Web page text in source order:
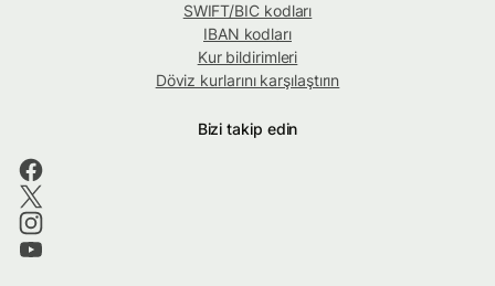
SWIFT/BIC kodları
IBAN kodları
Kur bildirimleri
Döviz kurlarını karşılaştırın
Bizi takip edin